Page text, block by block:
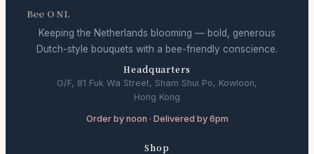
Bee O NL
Keeping the Netherlands blooming — bold, generous
Dutch-style bouquets with a bee-friendly conscience.
Headquarters
G/F, 81 Fuk Wa Street, Sham Shui Po, Kowloon,
Hong Kong
Order by noon · Delivered by 6pm
Shop